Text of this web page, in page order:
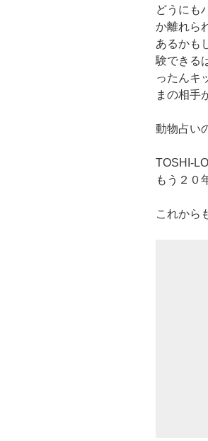
どうにも
か離れら
あるかも
験できる
ったんキ
まの相手
動物占い
TOSHI-
もう２０
これから